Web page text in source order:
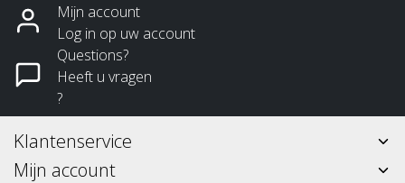
Mijn account
Log in op uw account
Questions?
Heeft u vragen
?
Klantenservice
Mijn account